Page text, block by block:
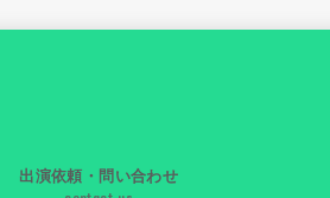
出演依頼・問い合わせ